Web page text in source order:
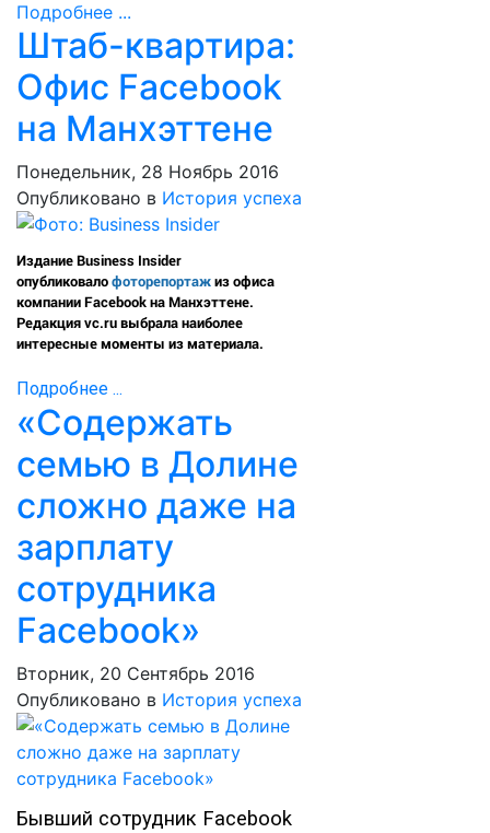
Подробнее ...
Штаб-квартира:
Офис Facebook
на Манхэттене
Понедельник, 28 Ноябрь 2016
Опубликовано в История успеха
Издание Business Insider
опубликовалофоторепортажиз офиса
компании Facebook на Манхэттене.
Редакция vc.ru выбрала наиболее
интересные моменты из материала.
Подробнее ...
«Содержать
семью в Долине
сложно даже на
зарплату
сотрудника
Facebook»
Вторник, 20 Сентябрь 2016
Опубликовано в История успеха
Бывший сотрудник Facebook